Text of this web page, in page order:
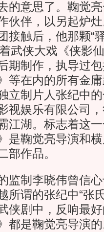
的意思了。鞠觉
伙伴，以另起炉
接触后，他那颗“
武侠大戏《侠影
期制作，执导过
等在内的所有金
立制片人张纪中
视娱乐有限公司
江湖。标志着这
是鞠觉亮导演和
部作品。
制李晓伟曾信心
所谓的张纪中“张
侠剧中，反响最
都是鞠觉亮导演